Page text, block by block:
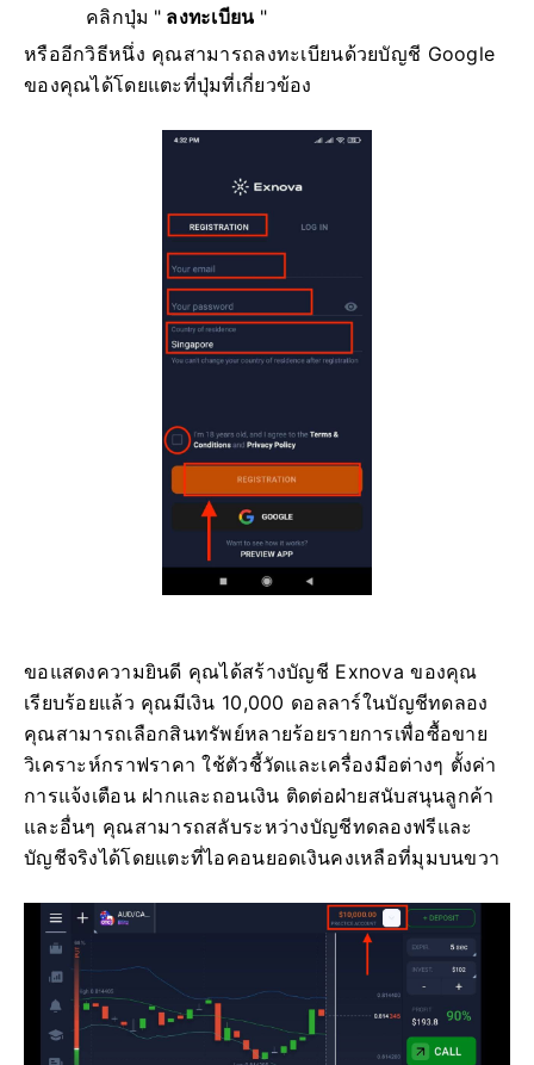
คลิกปุ่ม " ลงทะเบียน "
หรืออีกวิธีหนึ่ง คุณสามารถลงทะเบียนด้วยบัญชี Google
ของคุณได้โดยแตะที่ปุ่มที่เกี่ยวข้อง
ขอแสดงความยินดี คุณได้สร้างบัญชี Exnova ของคุณ
เรียบร้อยแล้ว คุณมีเงิน 10,000 ดอลลาร์ในบัญชีทดลอง
คุณสามารถเลือกสินทรัพย์หลายร้อยรายการเพื่อซื้อขาย
วิเคราะห์กราฟราคา ใช้ตัวชี้วัดและเครื่องมือต่างๆ ตั้งค่า
การแจ้งเตือน ฝากและถอนเงิน ติดต่อฝ่ายสนับสนุนลูกค้า
และอื่นๆ คุณสามารถสลับระหว่างบัญชีทดลองฟรีและ
บัญชีจริงได้โดยแตะที่ไอคอนยอดเงินคงเหลือที่มุมบนขวา